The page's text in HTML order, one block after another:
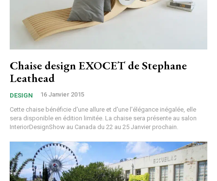
Chaise design EXOCET de Stephane
Leathead
DESIGN 16 Janvier 2015
Cette chaise bénéficie d'une allure et d'une l'élégance inégalée, elle
sera disponible en édition limitée. La chaise sera présente au salon
InteriorDesignShow au Canada du 22 au 25 Janvier prochain.